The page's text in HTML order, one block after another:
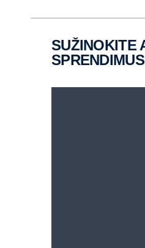
SUŽINOKITE APIE MŪSŲ NAUJAUSIĄ AKUMULIATORINĮ ELEKTRINĮ SUNKVEŽIMĮ IR ELEKTROS
SPRENDIMUS